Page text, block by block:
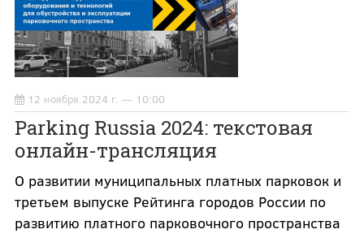
12 ноября 2024 г. — 10:00
Parking Russia 2024: текстовая
онлайн-трансляция
О развитии муниципальных платных парковок и
третьем выпуске Рейтинга городов России по
развитию платного парковочного пространства